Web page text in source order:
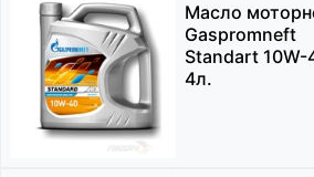
Масло
Gaspromneft
Standart 10W-
4л.